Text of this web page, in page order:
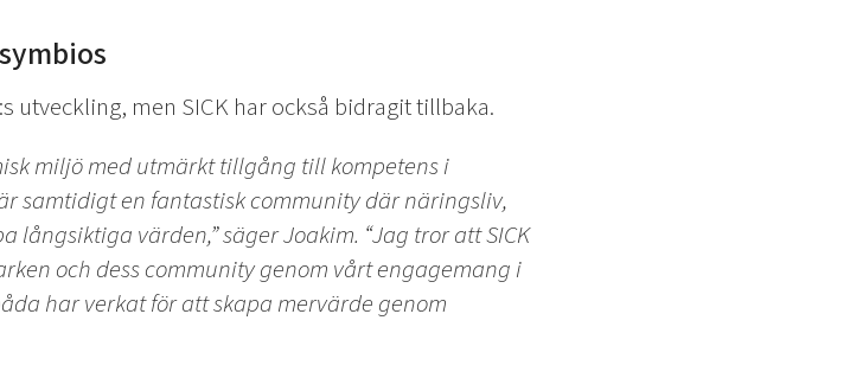
utveckling, men SICK har också bidragit tillbaka.
miljö med utmärkt tillgång till kompetens i
samtidigt en fantastisk community där näringsliv,
långsiktiga värden,” säger Joakim. “Jag tror att SICK
och dess community genom vårt engagemang i
har verkat för att skapa mervärde genom